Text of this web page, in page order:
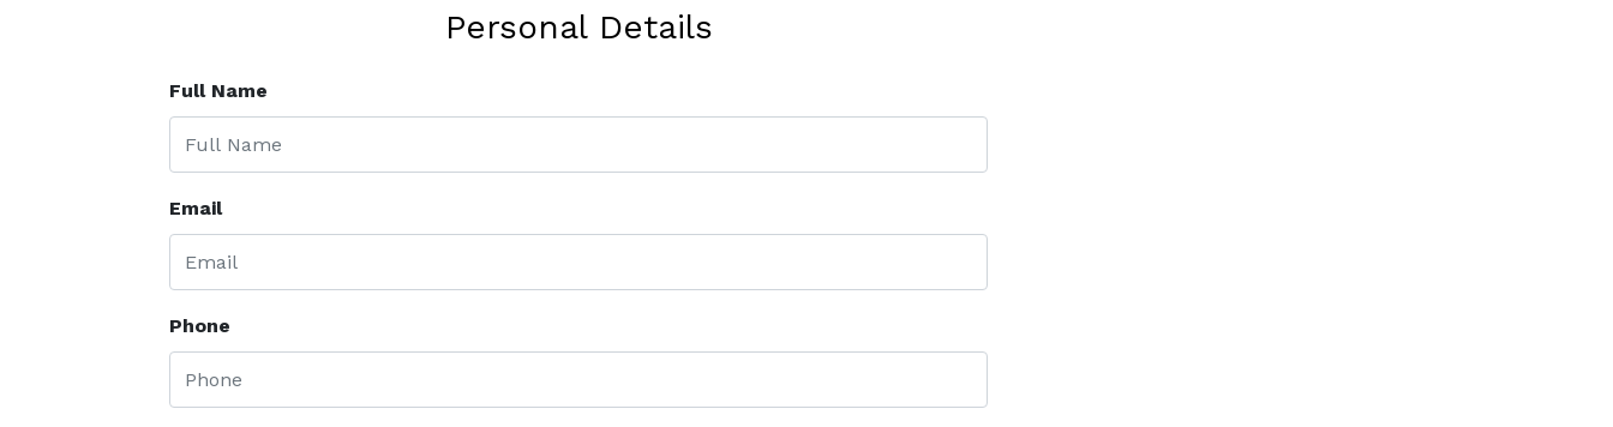
Personal Details
Full Name
Email
Phone